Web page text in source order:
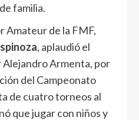
familia.
Amateur de la FMF,
, aplaudió el
Armenta, por
del Campeonato
de cuatro torneos al
que jugar con niños y